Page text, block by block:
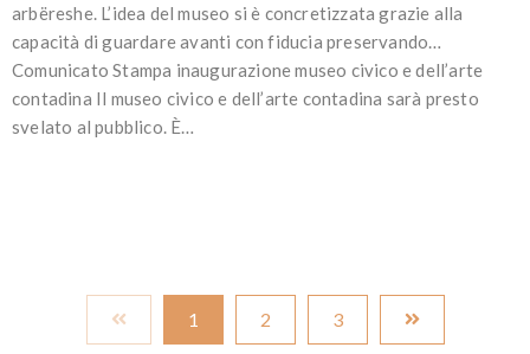
arbëreshe. L’idea del museo si è concretizzata grazie alla
capacità di guardare avanti con fiducia preservando…
Comunicato Stampa inaugurazione museo civico e dell’arte
contadina Il museo civico e dell’arte contadina sarà presto
svelato al pubblico. È…
1 2 3